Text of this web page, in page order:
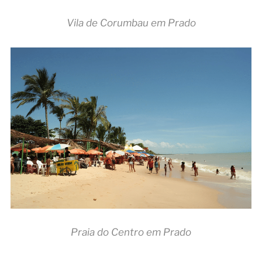
Vila de Corumbau em Prado
Praia do Centro em Prado